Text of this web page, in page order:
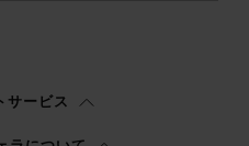
ジェラ S.A.S.U. が
サービス